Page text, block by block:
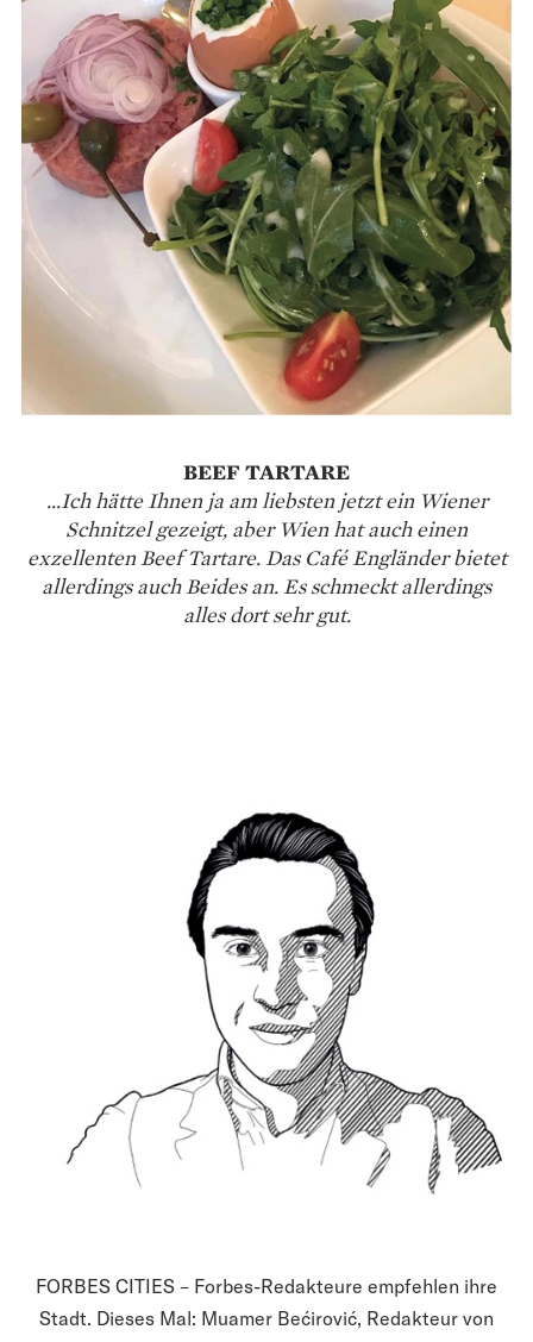
BEEF TARTARE
...Ich hätte Ihnen ja am liebsten jetzt ein Wiener
Schnitzel gezeigt, aber Wien hat auch einen
exzellenten Beef Tartare. Das Café Engländer bietet
allerdings auch Beides an. Es schmeckt allerdings
alles dort sehr gut.
FORBES CITIES – Forbes-Redakteure empfehlen ihre
Stadt. Dieses Mal: Muamer Bećirović, Redakteur von